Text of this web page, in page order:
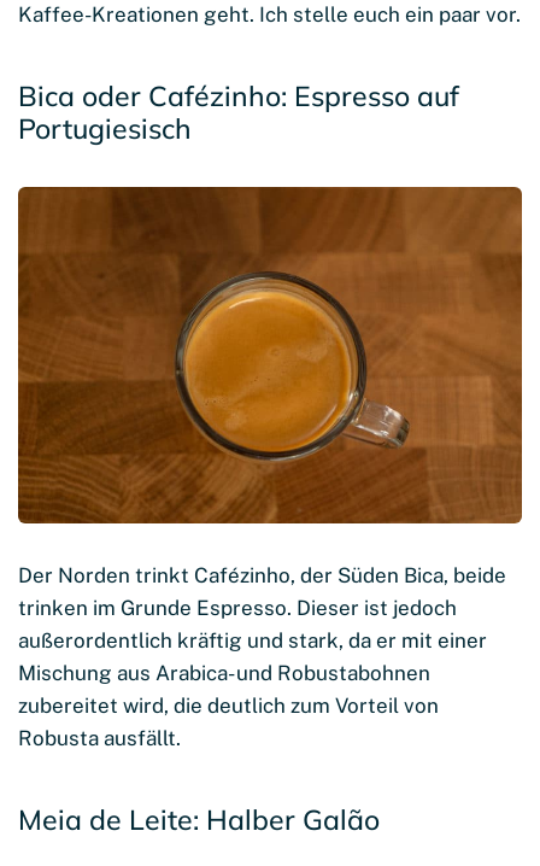
Kaffee-Kreationen geht. Ich stelle euch ein paar vor.
Bica oder Cafézinho: Espresso auf
Portugiesisch
Der Norden trinkt Cafézinho, der Süden Bica, beide
trinken im Grunde Espresso. Dieser ist jedoch
außerordentlich kräftig und stark, da er mit einer
Mischung aus Arabica- und Robustabohnen
zubereitet wird, die deutlich zum Vorteil von
Robusta ausfällt.
Meia de Leite: Halber Galão